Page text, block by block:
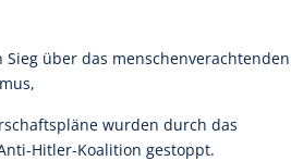
über das menschenverachtenden
wurden durch das
Hitler-Koalition gestoppt.